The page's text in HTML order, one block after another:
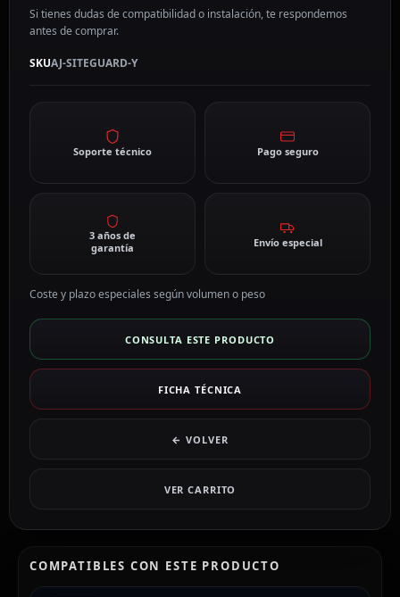
Si tienes dudas de compatibilidad o instalación, te respondemos
antes de comprar.
SKUAJ-SITEGUARD-Y
Soporte técnico Pago seguro
3 años de
garantía
Envío especial
Coste y plazo especiales según volumen o peso
CONSULTA ESTE PRODUCTO
FICHA TÉCNICA
← VOLVER
VER CARRITO
COMPATIBLES CON ESTE PRODUCTO